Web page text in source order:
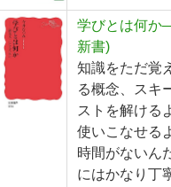
学びとは何か
新書)
知識をただ覚
る概念、スキ
ストを解ける
使いこなせる
時間がないん
にはかなり丁